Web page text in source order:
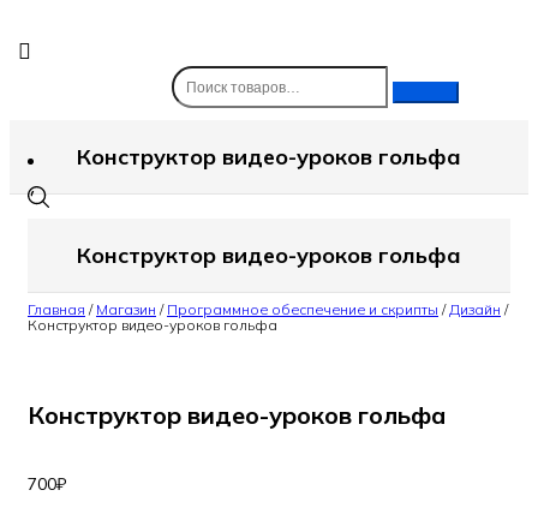
Конструктор видео-уроков гольфа
Конструктор видео-уроков гольфа
Главная / Магазин / Программное обеспечение и скрипты /Дизайн /
Конструктор видео-уроков гольфа
Конструктор видео-уроков гольфа
700₽